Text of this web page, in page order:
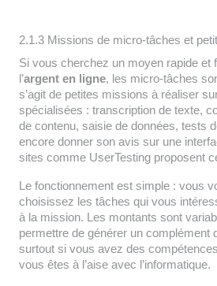
2.1.3 Missions de micro-tâches et
Si vous cherchez un moyen rapide et
l’argent en ligne, les micro-tâches
s’agit de petites missions à réaliser
spécialisées : transcription de texte,
de contenu, saisie de données, tests
encore donner son avis sur une
sites comme UserTesting proposent
Le fonctionnement est simple : vous
choisissez les tâches qui vous
à la mission. Les montants sont
permettre de générer un complément
surtout si vous avez des
vous êtes à l’aise avec l’informatique.